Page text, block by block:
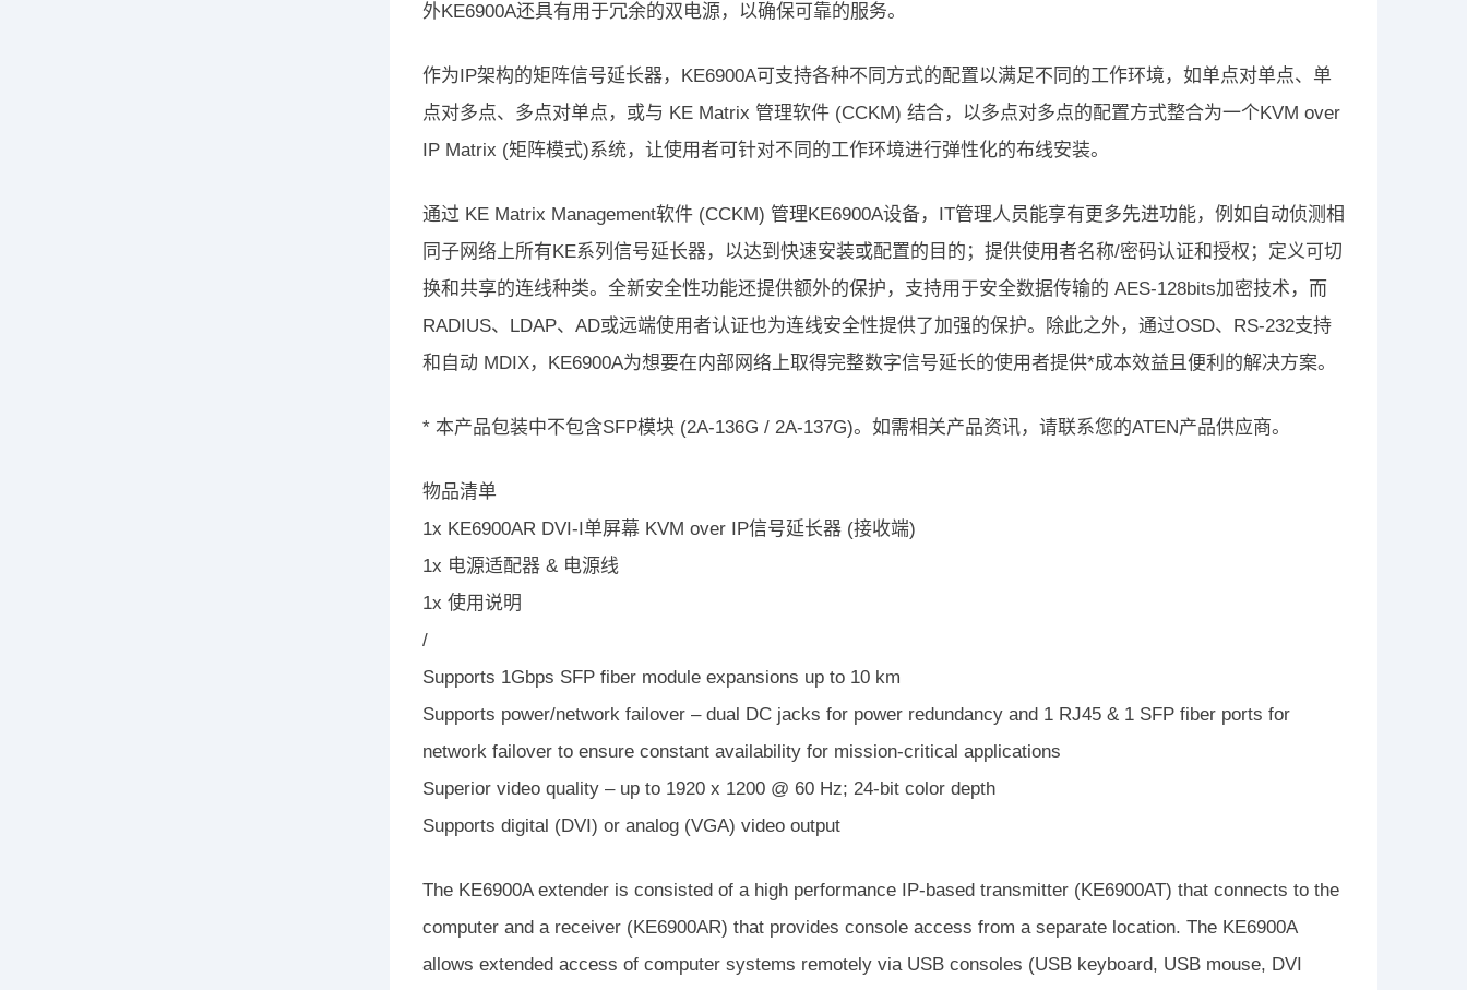
外KE6900A还具有用于冗余的双电源，以确保可靠的服务。
作为IP架构的矩阵信号延长器，KE6900A可支持各种不同方式的配置以满足不同的工作环境，如单点对单点、单
点对多点、多点对单点，或与 KE Matrix 管理软件 (CCKM) 结合，以多点对多点的配置方式整合为一个KVM over
IP Matrix (矩阵模式)系统，让使用者可针对不同的工作环境进行弹性化的布线安装。
通过 KE Matrix Management软件 (CCKM) 管理KE6900A设备，IT管理人员能享有更多先进功能，例如自动侦测相
同子网络上所有KE系列信号延长器，以达到快速安装或配置的目的；提供使用者名称/密码认证和授权；定义可切
换和共享的连线种类。全新安全性功能还提供额外的保护，支持用于安全数据传输的 AES-128bits加密技术，而
RADIUS、LDAP、AD或远端使用者认证也为连线安全性提供了加强的保护。除此之外，通过OSD、RS-232支持
和自动 MDIX，KE6900A为想要在内部网络上取得完整数字信号延长的使用者提供*成本效益且便利的解决方案。
* 本产品包装中不包含SFP模块 (2A-136G / 2A-137G)。如需相关产品资讯，请联系您的ATEN产品供应商。
物品清单
1x KE6900AR DVI-I单屏幕 KVM over IP信号延长器 (接收端)
1x 电源适配器 & 电源线
1x 使用说明
/
Supports 1Gbps SFP fiber module expansions up to 10 km
Supports power/network failover – dual DC jacks for power redundancy and 1 RJ45 & 1 SFP fiber ports for
network failover to ensure constant availability for mission-critical applications
Superior video quality – up to 1920 x 1200 @ 60 Hz; 24-bit color depth
Supports digital (DVI) or analog (VGA) video output
The KE6900A extender is consisted of a high performance IP-based transmitter (KE6900AT) that connects to the
computer and a receiver (KE6900AR) that provides console access from a separate location. The KE6900A
allows extended access of computer systems remotely via USB consoles (USB keyboard, USB mouse, DVI